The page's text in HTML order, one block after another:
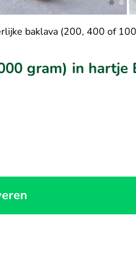
baklava (200, 400 of
gram) in hartje